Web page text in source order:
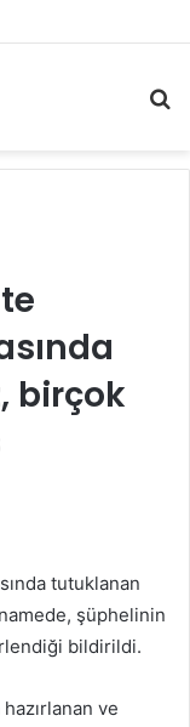
...
birçok
tutuklanan
şüphelinin
bildirildi.
ve